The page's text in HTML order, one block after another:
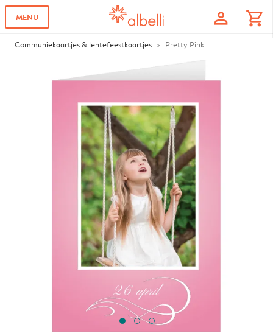
MENU profile shopping_cart
Communiekaartjes & lentefeestkaartjes Pretty Pink